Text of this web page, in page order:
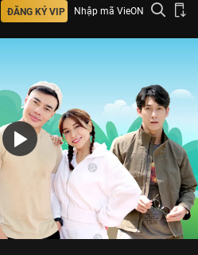
ĐĂNG KÝ VIP Nhập mã VieON